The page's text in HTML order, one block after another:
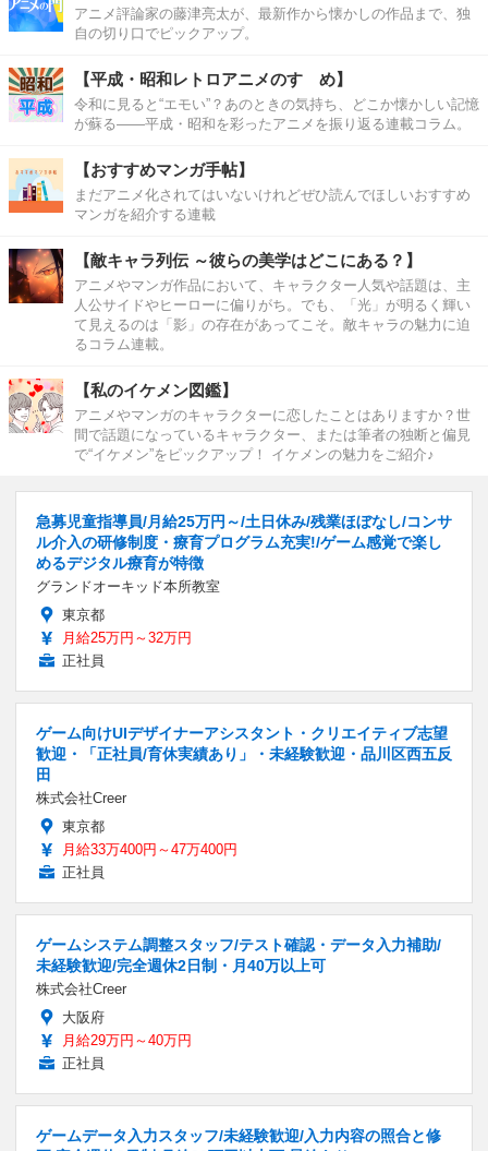
アニメ評論家の藤津亮太が、最新作から懐かしの作品まで、独
自の切り口でピックアップ。
【平成・昭和レトロアニメのすゝめ】
令和に見ると“エモい”？あのときの気持ち、どこか懐かしい記憶
が蘇る――平成・昭和を彩ったアニメを振り返る連載コラム。
【おすすめマンガ手帖】
まだアニメ化されてはいないけれどぜひ読んでほしいおすすめ
マンガを紹介する連載
【敵キャラ列伝 ～彼らの美学はどこにある？】
アニメやマンガ作品において、キャラクター人気や話題は、主
人公サイドやヒーローに偏りがち。でも、「光」が明るく輝い
て見えるのは「影」の存在があってこそ。敵キャラの魅力に迫
るコラム連載。
【私のイケメン図鑑】
アニメやマンガのキャラクターに恋したことはありますか？世
間で話題になっているキャラクター、または筆者の独断と偏見
で“イケメン”をピックアップ！ イケメンの魅力をご紹介♪
急募児童指導員/月給25万円～/土日休み/残業ほぼなし/コンサ
ル介入の研修制度・療育プログラム充実!/ゲーム感覚で楽し
めるデジタル療育が特徴
グランドオーキッド本所教室
東京都
月給25万円～32万円
正社員
ゲーム向けUIデザイナーアシスタント・クリエイティブ志望
歓迎・「正社員/育休実績あり」・未経験歓迎・品川区西五反
田
株式会社Creer
東京都
月給33万400円～47万400円
正社員
ゲームシステム調整スタッフ/テスト確認・データ入力補助/
未経験歓迎/完全週休2日制・月40万以上可
株式会社Creer
大阪府
月給29万円～40万円
正社員
ゲームデータ入力スタッフ/未経験歓迎/入力内容の照合と修